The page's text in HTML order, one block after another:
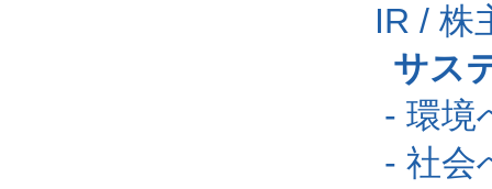
IR / 株
サス
- 環境
- 社会